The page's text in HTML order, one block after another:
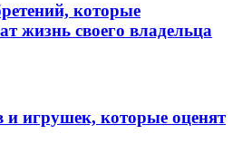
которые
жизнь своего владельца
и игрушек, которые оценят